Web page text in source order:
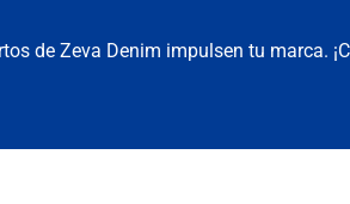
de Zeva Denim impulsen tu marca.